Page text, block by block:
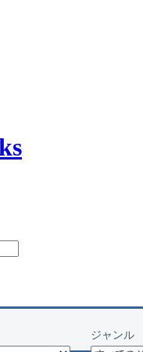
ジャンル